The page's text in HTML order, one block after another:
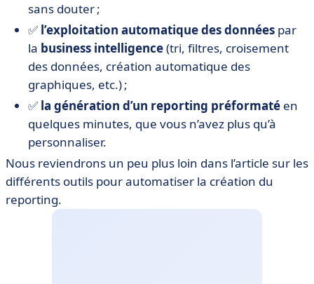
sans douter ;
✅ l’exploitation automatique des données par
la business intelligence(tri, filtres, croisement
des données, création automatique des
graphiques, etc.) ;
✅ la génération d’un reporting préformaté en
quelques minutes, que vous n’avez plus qu’à
personnaliser.
Nous reviendrons un peu plus loin dans l’article sur les
différents outils pour automatiser la création du
reporting.